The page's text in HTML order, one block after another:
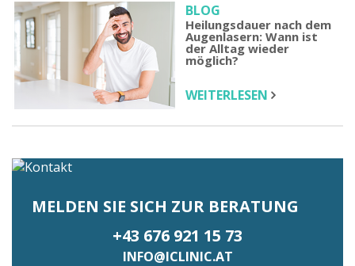
BLOG
Heilungsdauer nach dem
Augenlasern: Wann ist
der Alltag wieder
möglich?
WEITERLESEN
MELDEN SIE SICH ZUR BERATUNG
+43 676 921 15 73
INFO@ICLINIC.AT